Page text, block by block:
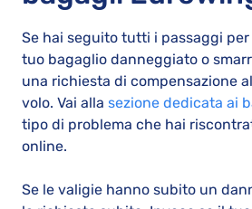
Se hai seguito tutti i passaggi
tuo bagaglio danneggiato o
una richiesta di compensazione
volo. Vai alla sezione dedicata ai
tipo di problema che hai
online.
Se le valigie hanno subito un